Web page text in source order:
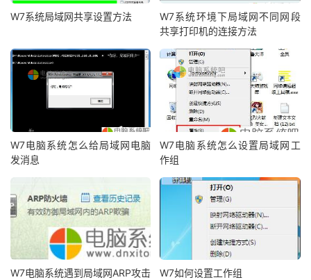
W7系统局域网共享设置方法
W7系统环境下局域网不同网段
共享打印机的连接方法
W7电脑系统怎么给局域网电脑
发消息
W7电脑系统怎么设置局域网工
作组
W7电脑系统遇到局域网ARP攻击
W7如何设置工作组